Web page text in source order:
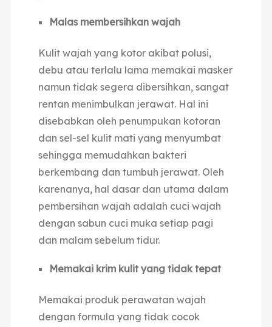
Malas membersihkan wajah
Kulit wajah yang kotor akibat polusi,
debu atau terlalu lama memakai masker
namun tidak segera dibersihkan, sangat
rentan menimbulkan jerawat. Hal ini
disebabkan oleh penumpukan kotoran
dan sel-sel kulit mati yang menyumbat
sehingga memudahkan bakteri
berkembang dan tumbuh jerawat. Oleh
karenanya, hal dasar dan utama dalam
pembersihan wajah adalah cuci wajah
dengan sabun cuci muka setiap pagi
dan malam sebelum tidur.
Memakai krim kulit yang tidak tepat
Memakai produk perawatan wajah
dengan formula yang tidak cocok